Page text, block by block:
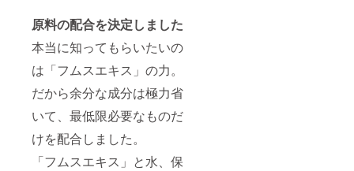
原料の配合を決定しました
本当に知ってもらいたいの
は「フムスエキス」の力。
だから余分な成分は極力省
いて、最低限必要なものだ
けを配合しました。
「フムスエキス」と水、保